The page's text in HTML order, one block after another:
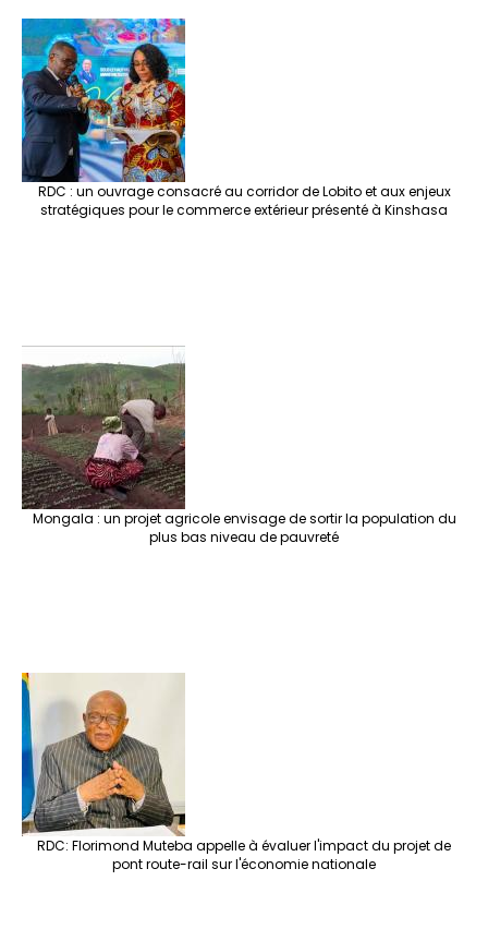
RDC : un ouvrage consacré au corridor de Lobito et aux enjeux
stratégiques pour le commerce extérieur présenté à Kinshasa
Mongala : un projet agricole envisage de sortir la population du
plus bas niveau de pauvreté
RDC: Florimond Muteba appelle à évaluer l'impact du projet de
pont route-rail sur l'économie nationale